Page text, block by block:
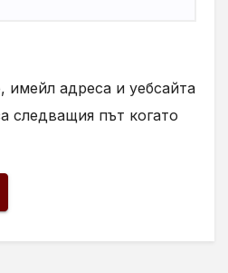
имейл адреса и уебсайта
следващия път когато